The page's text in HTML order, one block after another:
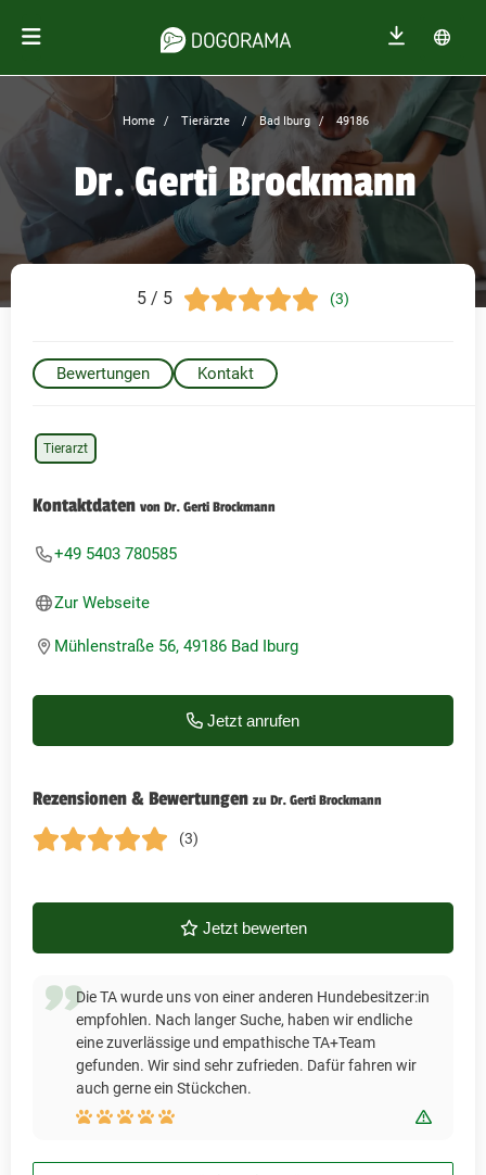
Home Tierärzte Bad Iburg 49186
Dr. Gerti Brockmann
5 / 5 (3)
Bewertungen Kontakt
Tierarzt
Kontaktdaten von Dr. Gerti Brockmann
+49 5403 780585
Zur Webseite
Mühlenstraße 56, 49186 Bad Iburg
Jetzt anrufen
Rezensionen & Bewertungen zu Dr. Gerti Brockmann
(3)
Jetzt bewerten
Die TA wurde uns von einer anderen Hundebesitzer:in
empfohlen. Nach langer Suche, haben wir endliche
eine zuverlässige und empathische TA+Team
gefunden. Wir sind sehr zufrieden. Dafür fahren wir
auch gerne ein Stückchen.